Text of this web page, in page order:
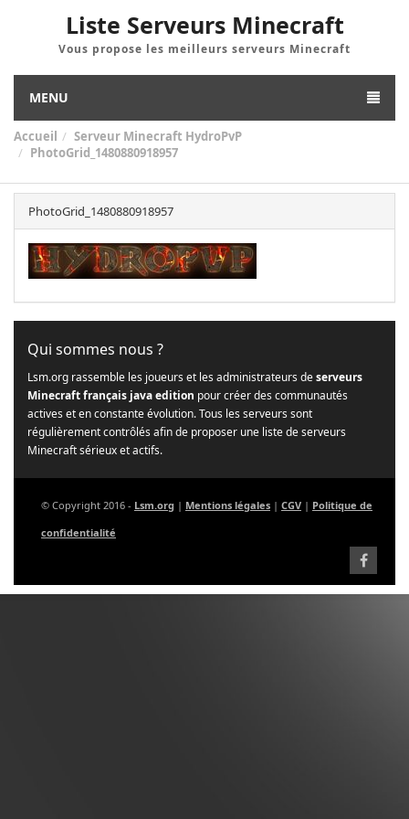
Liste Serveurs Minecraft
Vous propose les meilleurs serveurs Minecraft
MENU
Accueil
Serveur Minecraft HydroPvP
PhotoGrid_1480880918957
PhotoGrid_1480880918957
Qui sommes nous ?
Lsm.org rassemble les joueurs et les administrateurs deserveurs
Minecraft français java edition pour créer des communautés
actives et en constante évolution. Tous les serveurs sont
régulièrement contrôlés afin de proposer une liste de serveurs
Minecraft sérieux et actifs.
© Copyright 2016 - Lsm.org | Mentions légales | CGV | Politique de
confidentialité